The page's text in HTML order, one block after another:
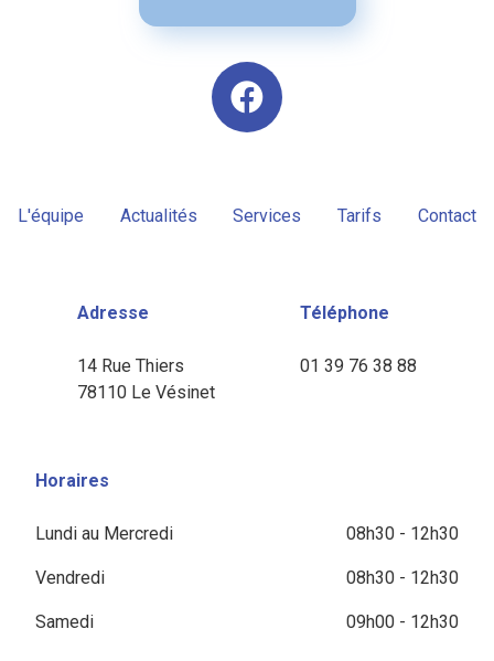
L'équipe Actualités Services Tarifs Contact
Adresse
14 Rue Thiers
78110 Le Vésinet
Téléphone
01 39 76 38 88
Horaires
Lundi au Mercredi 08h30 - 12h30
Vendredi 08h30 - 12h30
Samedi 09h00 - 12h30